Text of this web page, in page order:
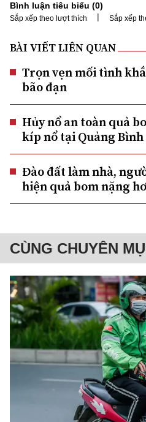
Bình luận tiêu biểu (0)
Sắp xếp theo lượt thích | Sắp xếp
BÀI VIẾT LIÊN QUAN
Trọn vẹn mối tình
bão đạn
Hủy nổ an toàn quả
kíp nổ tại Quảng Bình
Đào đất làm nhà,
hiện quả bom nặng
CÙNG CHUYÊN